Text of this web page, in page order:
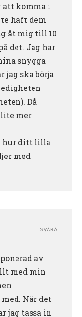
att komma i
haft dem
åt mig till 10
det. Jag har
snygga
jag ska börja
Då
mer
hur ditt lilla
med
av
med min
När det
jag tassa in
SVARA